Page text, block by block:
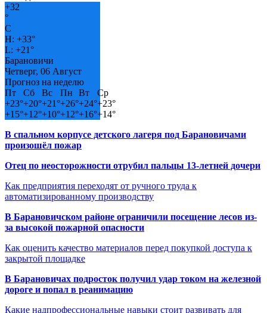
+32
°
C
H: +33°
L: +21°
Барановичи
Четверг, 06 Август
Прогноз на неделю
Пт
Сб Вс Пн Вт
Ср
+23°+20°+21°+26°+24°+23°
+15°+12°+10°+12°+16°+14°
В спальном корпусе детского лагеря под Барановичами
произошёл пожар
Отец по неосторожности отрубил пальцы 13-летней дочери
Как предприятия переходят от ручного труда к
автоматизированному производству
В Барановичском районе ограничили посещение лесов из-
за высокой пожарной опасности
Как оценить качество материалов перед покупкой доступа к
закрытой площадке
В Барановичах подросток получил удар током на железной
дороге и попал в реанимацию
Какие надпрофессиональные навыки стоит развивать для